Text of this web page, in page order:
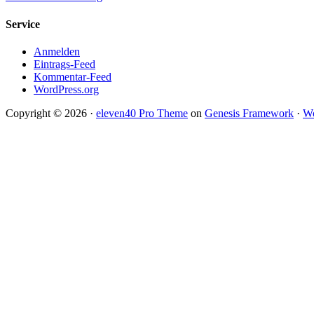
Service
Anmelden
Eintrags-Feed
Kommentar-Feed
WordPress.org
Copyright © 2026 · eleven40 Pro Theme on Genesis Framework ·